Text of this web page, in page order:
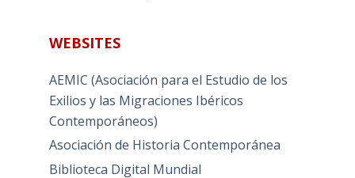
WEBSITES
AEMIC (Asociación para el Estudio de los
Exilios y las Migraciones Ibéricos
Contemporáneos)
Asociación de Historia Contemporánea
Biblioteca Digital Mundial